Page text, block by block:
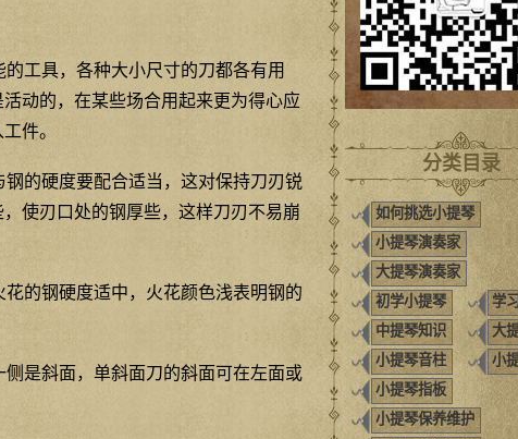
工具，各种大小尺寸的刀都各有用
动的，在某些场合用起来更为得心应
件。
的硬度要配合适当，这对保持刀刃锐
使刃口处的钢厚些，这样刀刃不易崩
的钢硬度适中，火花颜色浅表明钢的
是斜面，单斜面刀的斜面可在左面或
分类目录
如何挑选小提琴
小提琴演奏家
大提琴演奏家
初学小提琴
学
中提琴知识
大
小提琴音柱
小
小提琴指板
小提琴保养维护